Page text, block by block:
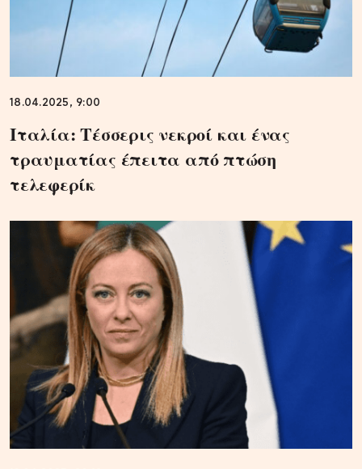
18.04.2025, 9:00
Ιταλία: Τέσσερις νεκροί και ένας
τραυματίας έπειτα από πτώση
τελεφερίκ